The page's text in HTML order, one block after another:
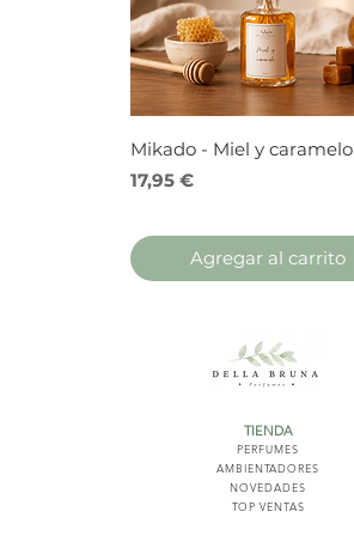
Mikado - Miel y caramelo
Precio
17,95 €
Agregar al carrito
TIENDA
PERFUMES
AMBIENTADORES
NOVEDADES
TOP VENTAS